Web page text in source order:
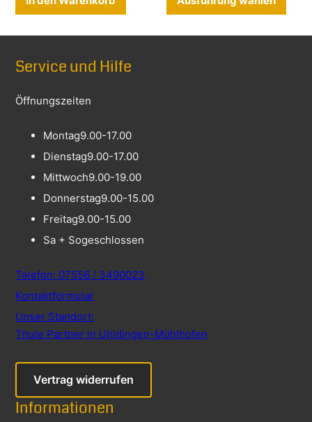
Service und Hilfe
Öffnungszeiten
Montag9.00-17.00
Dienstag9.00-17.00
Mittwoch9.00-19.00
Donnerstag9.00-15.00
Freitag9.00-15.00
Sa + Sogeschlossen
Telefon: 07556 / 3490023
Kontaktformular
Unser Standort:
Thule Partner in Uhldingen-Mühlhofen
Vertrag widerrufen
Informationen